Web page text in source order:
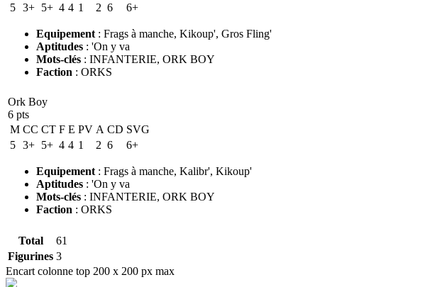
5 3+ 5+ 4 4 1 2 6 6+
Equipement : Frags à manche, Kikoup', Gros Fling'
Aptitudes : 'On y va
Mots-clés : INFANTERIE, ORK BOY
Faction : ORKS
Ork Boy
6 pts
M CC CT F E PV A CD SVG
5 3+ 5+ 4 4 1 2 6 6+
Equipement : Frags à manche, Kalibr', Kikoup'
Aptitudes : 'On y va
Mots-clés : INFANTERIE, ORK BOY
Faction : ORKS
Total
61
Figurines 3
Encart colonne top 200 x 200 px max